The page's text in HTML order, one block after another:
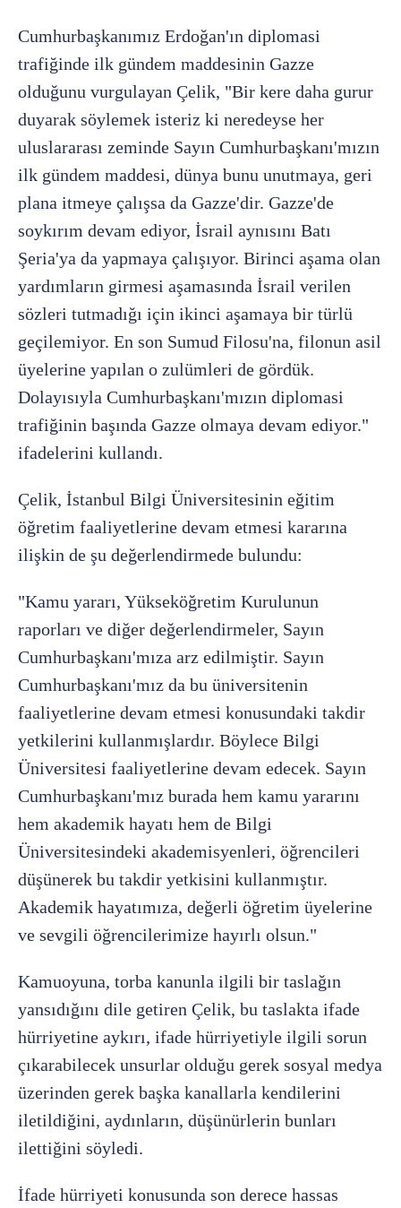
Cumhurbaşkanımız Erdoğan'ın diplomasi
trafiğinde ilk gündem maddesinin Gazze
olduğunu vurgulayan Çelik, "Bir kere daha gurur
duyarak söylemek isteriz ki neredeyse her
uluslararası zeminde Sayın Cumhurbaşkanı'mızın
ilk gündem maddesi, dünya bunu unutmaya, geri
plana itmeye çalışsa da Gazze'dir. Gazze'de
soykırım devam ediyor, İsrail aynısını Batı
Şeria'ya da yapmaya çalışıyor. Birinci aşama olan
yardımların girmesi aşamasında İsrail verilen
sözleri tutmadığı için ikinci aşamaya bir türlü
geçilemiyor. En son Sumud Filosu'na, filonun asil
üyelerine yapılan o zulümleri de gördük.
Dolayısıyla Cumhurbaşkanı'mızın diplomasi
trafiğinin başında Gazze olmaya devam ediyor."
ifadelerini kullandı.
Çelik, İstanbul Bilgi Üniversitesinin eğitim
öğretim faaliyetlerine devam etmesi kararına
ilişkin de şu değerlendirmede bulundu:
"Kamu yararı, Yükseköğretim Kurulunun
raporları ve diğer değerlendirmeler, Sayın
Cumhurbaşkanı'mıza arz edilmiştir. Sayın
Cumhurbaşkanı'mız da bu üniversitenin
faaliyetlerine devam etmesi konusundaki takdir
yetkilerini kullanmışlardır. Böylece Bilgi
Üniversitesi faaliyetlerine devam edecek. Sayın
Cumhurbaşkanı'mız burada hem kamu yararını
hem akademik hayatı hem de Bilgi
Üniversitesindeki akademisyenleri, öğrencileri
düşünerek bu takdir yetkisini kullanmıştır.
Akademik hayatımıza, değerli öğretim üyelerine
ve sevgili öğrencilerimize hayırlı olsun."
Kamuoyuna, torba kanunla ilgili bir taslağın
yansıdığını dile getiren Çelik, bu taslakta ifade
hürriyetine aykırı, ifade hürriyetiyle ilgili sorun
çıkarabilecek unsurlar olduğu gerek sosyal medya
üzerinden gerek başka kanallarla kendilerini
iletildiğini, aydınların, düşünürlerin bunları
ilettiğini söyledi.
İfade hürriyeti konusunda son derece hassas